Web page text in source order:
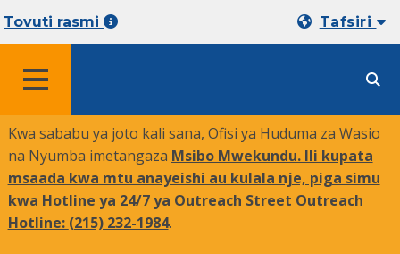
Tovuti rasmi Tafsiri
Kwa sababu ya joto kali sana, Ofisi ya Huduma za Wasio
na Nyumba imetangaza Msibo Mwekundu. Ili kupata
msaada kwa mtu anayeishi au kulala nje, piga simu
kwa Hotline ya 24/7 ya Outreach Street Outreach
Hotline: (215) 232-1984.